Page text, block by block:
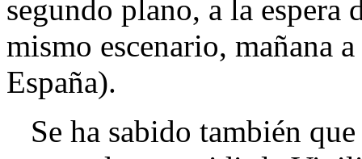
segundo plano, a la
mismo escenario, mañana
España).
Se ha sabido también